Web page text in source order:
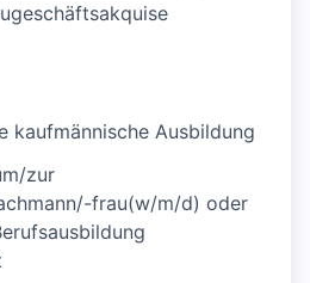
kaufmännische Ausbildung
zur
frau(w/m/d) oder